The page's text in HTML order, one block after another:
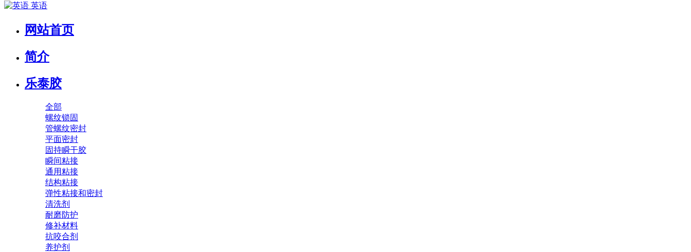
英语
网站首页
简介
乐泰胶
全部
螺纹锁固
管螺纹密封
平面密封
固持瞬干胶
瞬间粘接
通用粘接
结构粘接
弹性粘接和密封
清洗剂
耐磨防护
修补材料
抗咬合剂
养护剂